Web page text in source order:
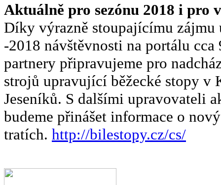
Aktuálně pro sezónu 2018 i pro
Díky výrazně stoupajícímu zájmu
-2018 návštěvnosti na portálu
partnery připravujeme pro
strojů upravující běžecké stopy v
Jeseníků. S dalšími upravovateli
budeme přinášet informace o
tratích. http://bilestopy.cz/cs/